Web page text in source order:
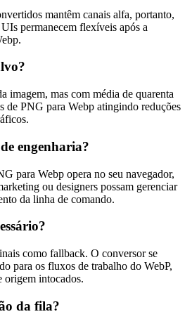
mantêm canais alfa, portanto,
permanecem flexíveis após a
imagem, mas com média de quarenta
de PNG para Webp atingindo reduções
engenharia?
para Webp opera no seu navegador,
ou designers possam gerenciar
da linha de comando.
como fallback. O conversor se
para os fluxos de trabalho do WebP,
origem intocados.
da fila?